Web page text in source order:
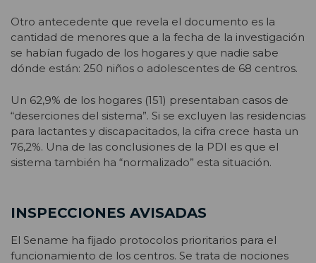
Otro antecedente que revela el documento es la
cantidad de menores que a la fecha de la investigación
se habían fugado de los hogares y que nadie sabe
dónde están: 250 niños o adolescentes de 68 centros.
Un 62,9% de los hogares (151) presentaban casos de
“deserciones del sistema”. Si se excluyen las residencias
para lactantes y discapacitados, la cifra crece hasta un
76,2%. Una de las conclusiones de la PDI es que el
sistema también ha “normalizado” esta situación.
INSPECCIONES AVISADAS
El Sename ha fijado protocolos prioritarios para el
funcionamiento de los centros. Se trata de nociones